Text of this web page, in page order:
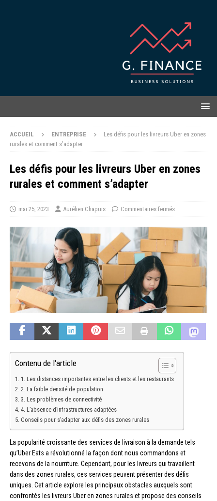
ACCUEIL ENTREPRISE
Les défis pour les livreurs Uber en zones
rurales et comment s’adapter
Les défis pour les livreurs Uber en zones
rurales et comment s’adapter
mai 25, 2023 Aurélien Chapuis Commentaires fermés
Contenu de l'article
1. Les distances importantes entre les clients et les restaurants
2. La faible densité de population
3. Les problèmes de connectivité
4. L’absence d’infrastructures adaptées
Conseils pour s’adapter aux défis des zones rurales
La popularité croissante des services de livraison à la demande tels
qu’Uber Eats a révolutionné la façon dont nous commandons et
recevons de la nourriture. Cependant, pour les livreurs qui travaillent
dans des zones rurales, ces services peuvent présenter des défis
uniques. Cet article explore les principaux obstacles auxquels sont
confrontés les livreurs Uber en zones rurales et propose des conseils